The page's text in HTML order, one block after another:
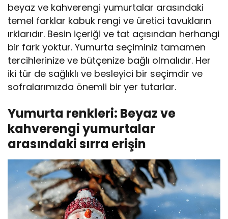
beyaz ve kahverengi yumurtalar arasındaki
temel farklar kabuk rengi ve üretici tavukların
ırklarıdır. Besin içeriği ve tat açısından herhangi
bir fark yoktur. Yumurta seçiminiz tamamen
tercihlerinize ve bütçenize bağlı olmalıdır. Her
iki tür de sağlıklı ve besleyici bir seçimdir ve
sofralarımızda önemli bir yer tutarlar.
Yumurta renkleri: Beyaz ve
kahverengi yumurtalar
arasındaki sırra erişin